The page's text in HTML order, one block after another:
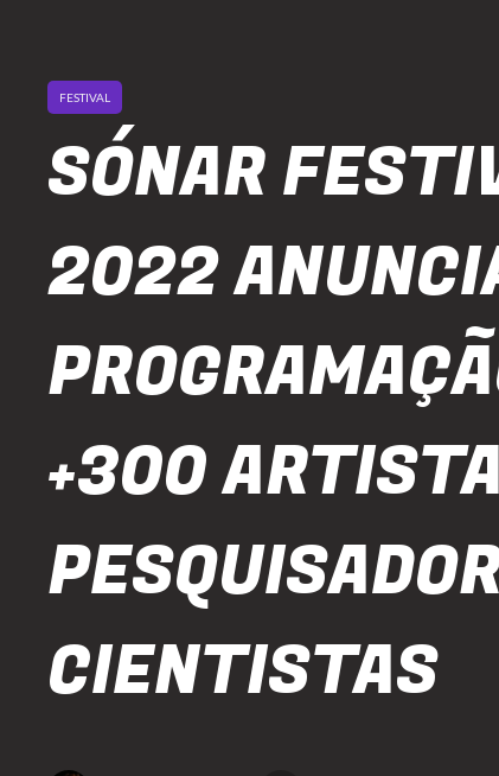
FESTIVAL
SÓNAR
2022
+300
CIENTISTAS